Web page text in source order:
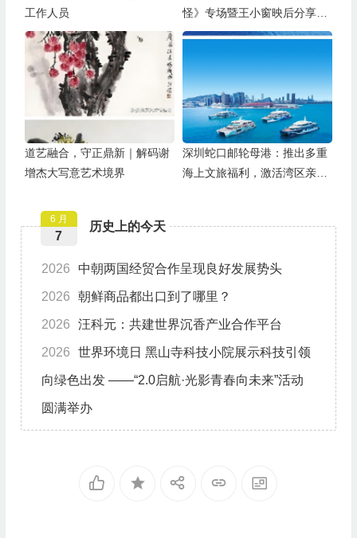
工作人员
怪》专场暨王小窗映后分享会
举办
道艺融合，守正鼎新｜解码谢
增杰大写意艺术境界
深圳蛇口邮轮母港：推出多重
海上文旅福利，激活湾区亲子
历史上的今天
6 月
7
2026 中朝两国经贸合作呈现良好发展势头
2026 朝鲜商品都出口到了哪里？
2026 汪科元：共建世界沉香产业合作平台
2026 世界环境日 黑山寺科技小院展示科技引领
向绿色出发 ——“2.0启航·光影青春向未来”活动
圆满举办